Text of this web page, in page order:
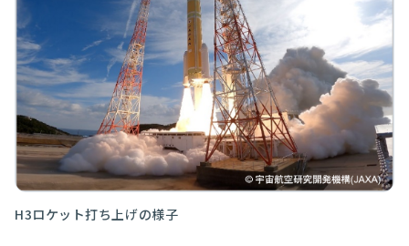
H3ロケット打ち上げの様子